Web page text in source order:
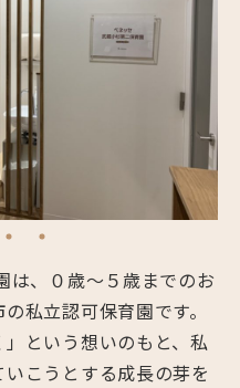
は、０歳～５歳までのお
私立認可保育園です。
」という想いのもと、私
こうとする成長の芽を